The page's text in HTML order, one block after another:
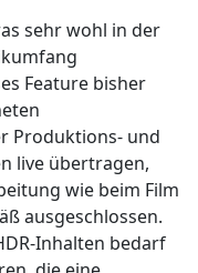
sehr wohl in der
Feature bisher
Produktions- und
live übertragen,
wie beim Film
ausgeschlossen.
Inhalten bedarf